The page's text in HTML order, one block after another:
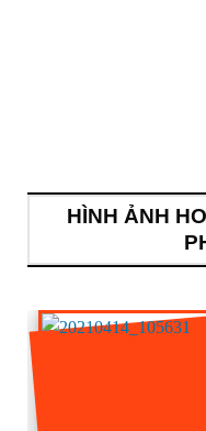
HÌNH ẢNH